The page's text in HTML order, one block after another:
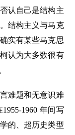
认自己是结构主
结构主义与马克
实有某些马克思
认为大多数很有
难题和无意识难
1960 年间写
的、超历史类型